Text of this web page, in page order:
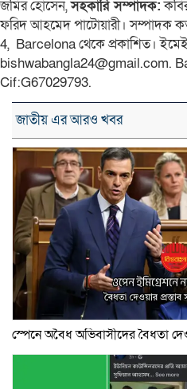
জমির হোসেন,সহকারি সম্পাদক:
ফরিদ আহমেদ পাটোয়ারী। সম্পাদক
4, Barcelona থেকে প্রকাশিত।
bishwabangla24@gmail.com.
Cif:G67029793.
জাতীয় এর আরও খবর
স্পেনে অবৈধ অভিবাসীদের বৈধতা